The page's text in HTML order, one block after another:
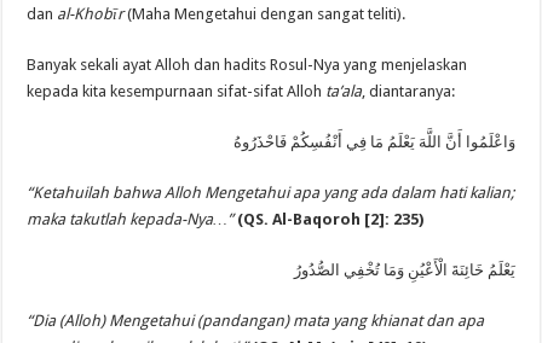
dan al-Khobīr(Maha Mengetahui dengan sangat teliti).
Banyak sekali ayat Alloh dan hadits Rosul-Nya yang menjelaskan
kepada kita kesempurnaan sifat-sifat Alloh ta’ala, diantaranya:
وَاعْلَمُوا أَنَّ اللَّهَ يَعْلَمُ مَا فِي أَنْفُسِكُمْ فَاحْذَرُوهُ
“Ketahuilah bahwa Alloh Mengetahui apa yang ada dalam hati kalian;
maka takutlah kepada-Nya…” (QS. Al-Baqoroh [2]: 235)
يَعْلَمُ خَائِنَةَ الْأَعْيُنِ وَمَا تُخْفِي الصُّدُورُ
“Dia (Alloh) Mengetahui (pandangan) mata yang khianat dan apa